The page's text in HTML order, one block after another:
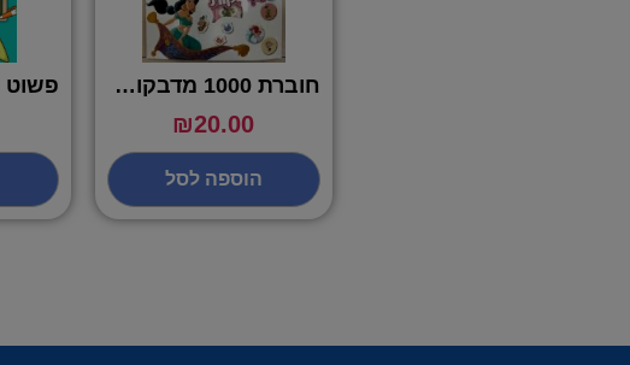
חוברת 1000 מדבקות נסיכות דיסני
₪20.00
הוספה לסל